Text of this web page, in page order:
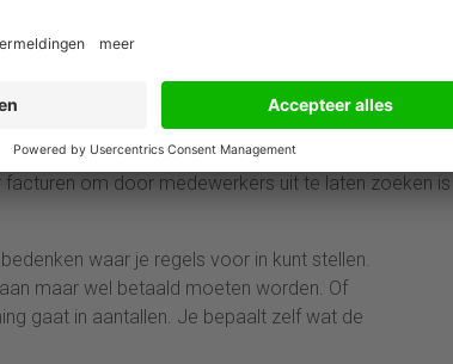
nog steeds voorkomen dat de factuur iets afwijkt
afwijkingen je toelaat. Het toelaten van kleine
om door medewerkers uit te laten zoeken is
waar je regels voor in kunt stellen.
maar wel betaald moeten worden. Of
gaat in aantallen. Je bepaalt zelf wat de